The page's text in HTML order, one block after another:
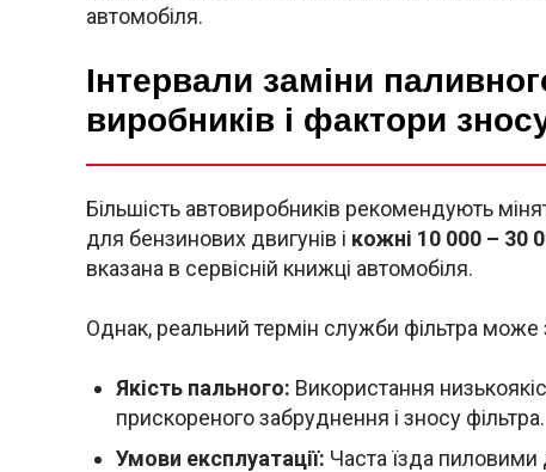
автомобіля.
Інтервали заміни
виробників і фактори
Більшість автовиробників рекомендують
для бензинових двигунів і кожні 10 000 – 30
вказана в сервісній книжці автомобіля.
Однак, реальний термін служби фільтра
Якість пального: Використання
прискореного забруднення і зносу фільтра.
Умови експлуатації: Часта їзда пиловими